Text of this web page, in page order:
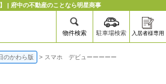
| 府中の不動産のことなら明星商事
物件検索 駐車場検索 入居者様専用
のかわら版 > スマホ デビューーーーー